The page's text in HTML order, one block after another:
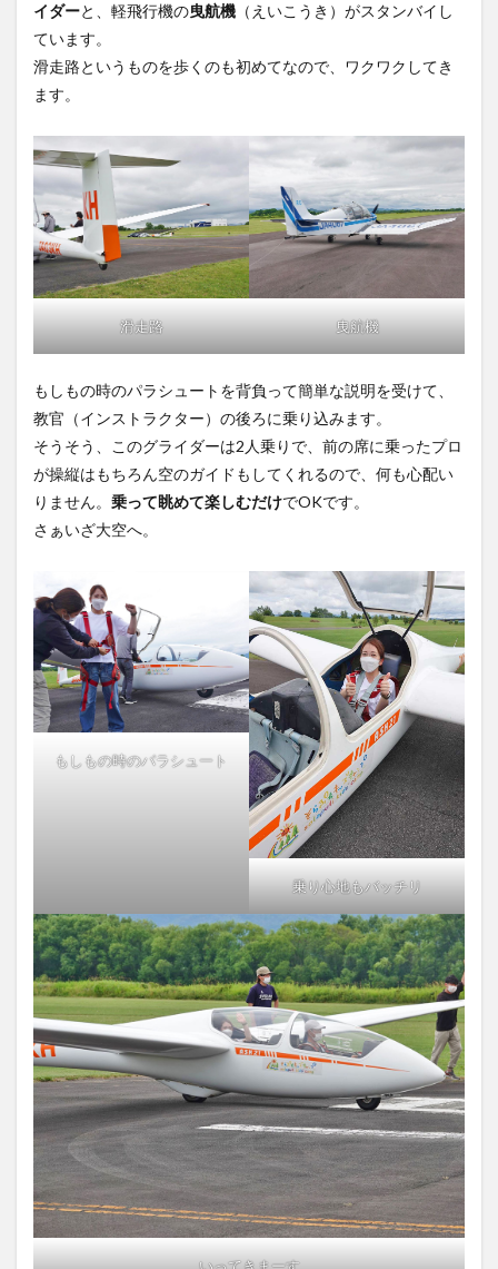
イダーと、軽飛行機の曳航機 （えいこうき）がスタンバイし
ています。
滑走路というものを歩くのも初めてなので、ワクワクしてき
ます。
滑走路 曳航機
もしもの時のパラシュートを背負って簡単な説明を受けて、
教官（インストラクター）の後ろに乗り込みます。
そうそう、このグライダーは2人乗りで、前の席に乗ったプロ
が操縦はもちろん空のガイドもしてくれるので、何も心配い
りません。 乗って眺めて楽しむだけでOKです。
さぁいざ大空へ。
もしもの時のパラシュート
乗り心地もバッチリ